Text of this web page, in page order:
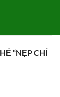
“NẸP CHỈ